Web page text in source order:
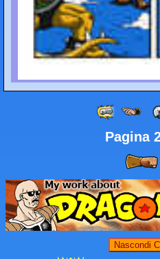
Pagina
Nascondi